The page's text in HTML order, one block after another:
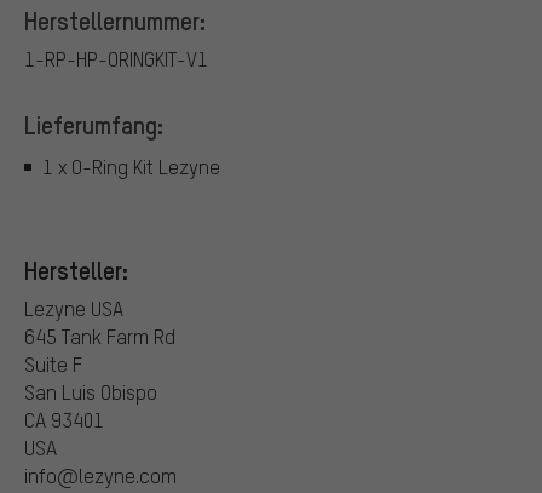
Herstellernummer:
1-RP-HP-ORINGKIT-V1
Lieferumfang:
1 x O-Ring Kit Lezyne
Hersteller:
Lezyne USA
645 Tank Farm Rd
Suite F
San Luis Obispo
CA 93401
USA
info@lezyne.com